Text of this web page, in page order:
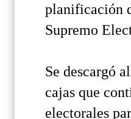
planificación
Supremo
Se descargó
cajas que
electorales